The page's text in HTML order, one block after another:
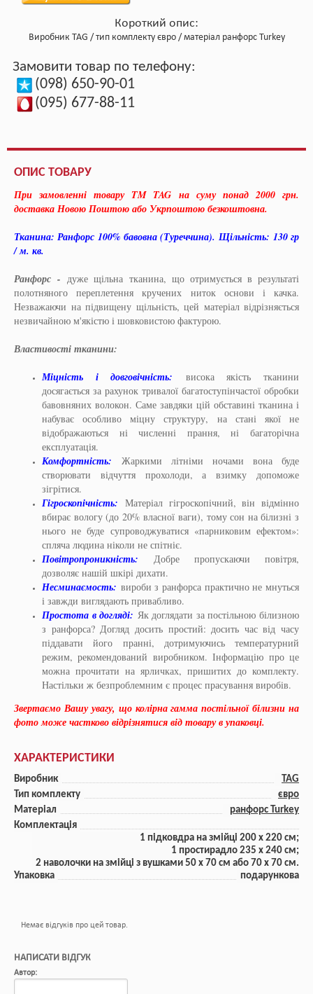
Короткий опис:
Виробник TAG тип комплекту євро матеріал ранфорс Turkey
Замовити товар по телефону:
(098) 650-90-01
(095) 677-88-11
ОПИС ТОВАРУ
При замовленні товару TM TAG на суму понад 2000 грн.
доставка Новою Поштою або Укрпоштою безкоштовна.
Тканина: Ранфорс 100% бавовна (Туреччина).Щільність: 130 гр
/ м. кв.
Ранфорс - дуже щільна тканина, що отримується в результаті
полотняного переплетення кручених ниток основи і качка.
Незважаючи на підвищену щільність, цей матеріал відрізняється
незвичайною м'якістю і шовковистою фактурою.
Властивості тканини:
Міцність і довговічність: висока якість тканини
досягається за рахунок тривалої багатоступінчастої обробки
бавовняних волокон. Саме завдяки цій обставині тканина і
набуває особливо міцну структуру, на стані якої не
відображаються ні численні прання, ні багаторічна
експлуатація.
Комфортність: Жаркими літніми ночами вона буде
створювати відчуття прохолоди, а взимку допоможе
зігрітися.
Гігроскопічність: Матеріал гігроскопічний, він відмінно
вбирає вологу (до 20% власної ваги), тому сон на білизні з
нього не буде супроводжуватися «парниковим ефектом»:
спляча людина ніколи не спітніє.
Повітропроникність: Добре пропускаючи повітря,
дозволяє нашій шкірі дихати.
Несминаємость: вироби з ранфорса практично не мнуться
і завжди виглядають привабливо.
Простота в догляді: Як доглядати за постільною білизною
з ранфорса? Догляд досить простий: досить час від часу
піддавати його пранні, дотримуючись температурний
режим, рекомендований виробником. Інформацію про це
можна прочитати на ярличках, пришитих до комплекту.
Настільки ж безпроблемним є процес прасування виробів.​
Звертаємо Вашу увагу, що колірна гамма постільної білизни на
фото може частково відрізнятися від товару в упаковці.
ХАРАКТЕРИСТИКИ
Виробник
TAG
Тип комплекту
євро
Матеріал
ранфорс Turkey
Комплектація
1 підковдра на змійці 200 x 220 см;
1 простирадло 235 x 240 см;
2 наволочки на змійці з вушками 50 x 70 см або 70 x 70 см.
Упаковка
подарункова
Немає відгуків про цей товар.
НАПИСАТИ ВІДГУК
Автор: